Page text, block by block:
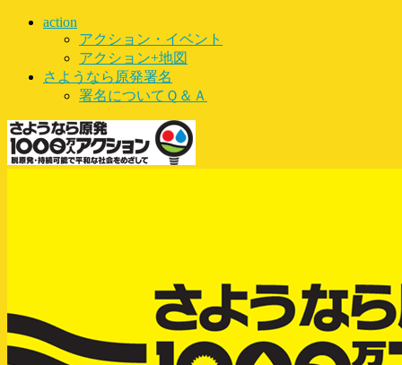
action
アクション・イベント
アクション+地図
さようなら原発署名
署名についてＱ＆Ａ